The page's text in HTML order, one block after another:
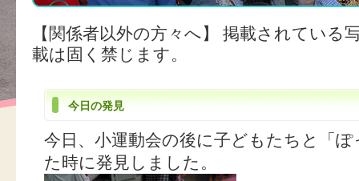
【関係者以外の方々へ】 掲載されている
載は固く禁じます。
今日の発見
今日、小運動会の後に子どもたちと「
た時に発見しました。